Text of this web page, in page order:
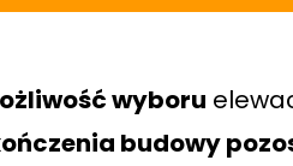
wyboru
budowy